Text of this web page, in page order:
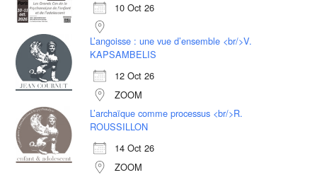
10 Oct 26
L’angoisse : une vue d’ensemble <br/>V.
KAPSAMBELIS
12 Oct 26
ZOOM
L’archaïque comme processus <br/>R.
ROUSSILLON
14 Oct 26
ZOOM